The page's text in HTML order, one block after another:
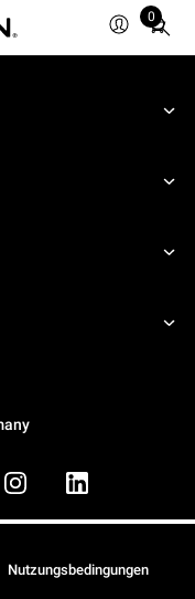
0
Total
items
cart:
Nutzungsbedingungen